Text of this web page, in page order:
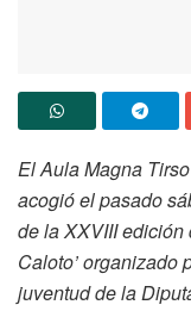
El Aula Magna
acogió el pasado
de la XXVIII edición
Caloto’ organizado
juventud de la